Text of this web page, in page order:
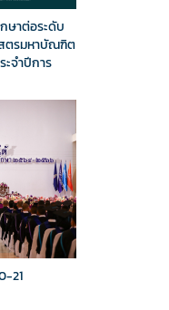
ษาต่อระดับ
ตรมหาบัณฑิต
จำปีการ
21